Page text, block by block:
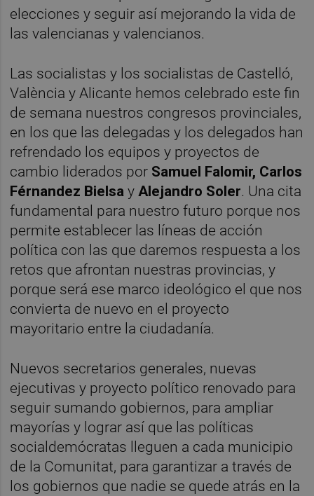
elecciones y seguir así mejorando la vida de
las valencianas y valencianos.
Las socialistas y los socialistas de Castelló,
València y Alicante hemos celebrado este fin
de semana nuestros congresos provinciales,
en los que las delegadas y los delegados han
refrendado los equipos y proyectos de
cambio liderados por Samuel Falomir, Carlos
Férnandez Bielsa y Alejandro Soler. Una cita
fundamental para nuestro futuro porque nos
permite establecer las líneas de acción
política con las que daremos respuesta a los
retos que afrontan nuestras provincias, y
porque será ese marco ideológico el que nos
convierta de nuevo en el proyecto
mayoritario entre la ciudadanía.
Nuevos secretarios generales, nuevas
ejecutivas y proyecto político renovado para
seguir sumando gobiernos, para ampliar
mayorías y lograr así que las políticas
socialdemócratas lleguen a cada municipio
de la Comunitat, para garantizar a través de
los gobiernos que nadie se quede atrás en la